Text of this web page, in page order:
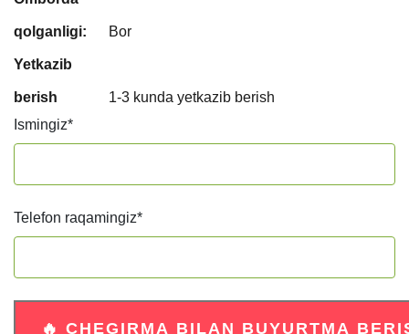
qolganligi: Bor
Yetkazib
berish
1-3 kunda yetkazib berish
Ismingiz*
Telefon raqamingiz*